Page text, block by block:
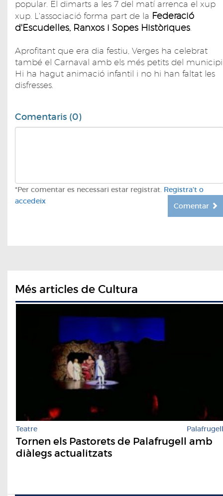
popular. El dimarts a les 7 del matí arrenca el xup
xup. L'associació forma part de la Federació
d'Escudelles, Ranxos i Sopes Històriques.
Aprofitant que era dia festiu, Verges ha celebrat
també el Carnaval amb els més petits del
Hi ha hagut animació infantil i no hi han faltat les
disfresses.
Comentaris (0)
*Per comentar es necessari estar registrat. Registra't o
accedeix
Comentar
Més articles de Cultura
Teatre Palafrugell
Tornen els Pastorets de Palafrugell amb
diàlegs actualitzats